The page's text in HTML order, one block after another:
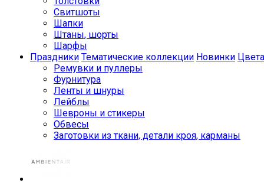
Свитшоты
Шапки
Штаны, шорты
Шарфы
Праздники Тематические коллекции Новинки Цвета
Ремувки и пуллеры
Фурнитура
Ленты и шнуры
Лейблы
Шевроны и стикеры
Обвесы
Заготовки из ткани, детали кроя, карманы